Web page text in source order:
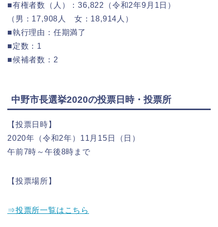
■有権者数（人）：36,822（令和2年9月1日）
（男：17,908人 女：18,914人）
■執行理由：任期満了
■定数：1
■候補者数：2
中野市長選挙2020の投票日時・投票所
【投票日時】
2020年（令和2年）11月15日（日）
午前7時～午後8時まで
【投票場所】
⇒投票所一覧はこちら